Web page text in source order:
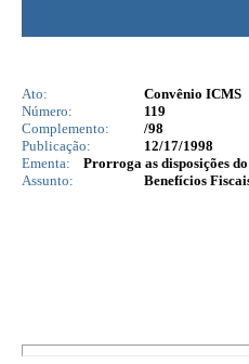
Ato:
Convênio ICMS
Número:
119
Complemento:
/98
Publicação:
12/17/1998
Ementa:
Prorroga as disposições
Assunto:
Benefícios